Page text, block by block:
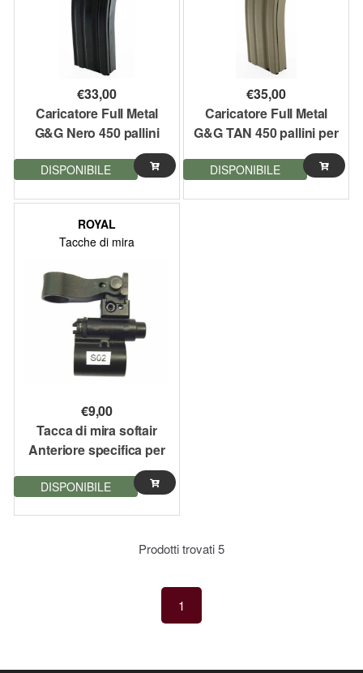
€33,00
Caricatore Full Metal
G&G Nero 450 pallini
per serie M16 M4 SCAR
DISPONIBILE
€35,00
Caricatore Full Metal
G&G TAN 450 pallini per
serie M16 M4 SCAR
DISPONIBILE
ROYAL
Tacche di mira
€9,00
Tacca di mira softair
Anteriore specifica per
serie SCAR con flip-up
DISPONIBILE
Prodotti trovati5
1